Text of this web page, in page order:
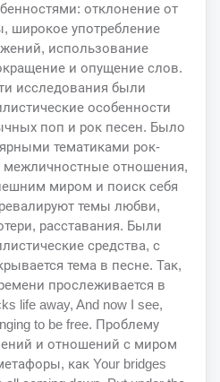
отклонение от
широкое употребление
использование
и опущение слов.
исследования были
особенности
поп и рок песен. Было
тематиками рок-
межличностные отношения,
миром и поиск себя
темы любви,
расставания. Были
средства, с
тема в песне. Так,
прослеживается в
life away, And now I see,
to be free. Проблему
и отношений с миром
как Your bridges